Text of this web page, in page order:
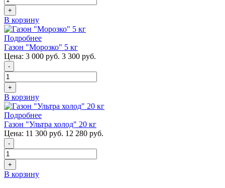
+
В корзину
Подробнее
Газон "Морозко" 5 кг
Цена: 3 000 руб. 3 300 руб.
-
+
В корзину
Подробнее
Газон "Ультра холод" 20 кг
Цена: 11 300 руб. 12 280 руб.
-
+
В корзину